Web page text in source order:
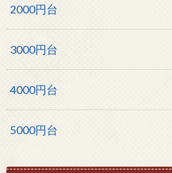
2000円台
3000円台
4000円台
5000円台